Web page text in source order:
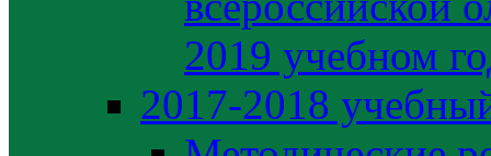
2019 учебном
2017-2018